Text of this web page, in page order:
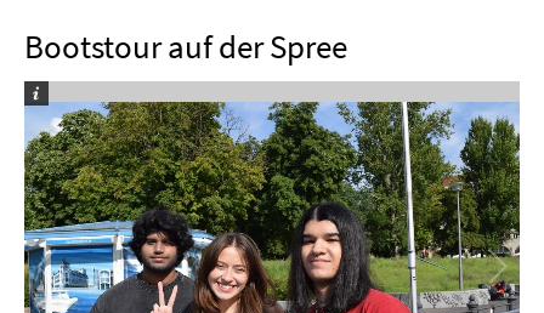
Bootstour auf der Spree